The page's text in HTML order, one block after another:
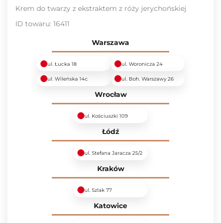
Krem do twarzy z ekstraktem z róży jerychońskiej
ID towaru: 16411
Warszawa
ul. Łucka 18 ul. Woronicza 24
ul. Wileńska 14c ul. Boh. Warszawy 26
Wrocław
ul. Kościuszki 109
Łódź
ul. Stefana Jaracza 25/2
Kraków
ul. Szlak 77
Katowice